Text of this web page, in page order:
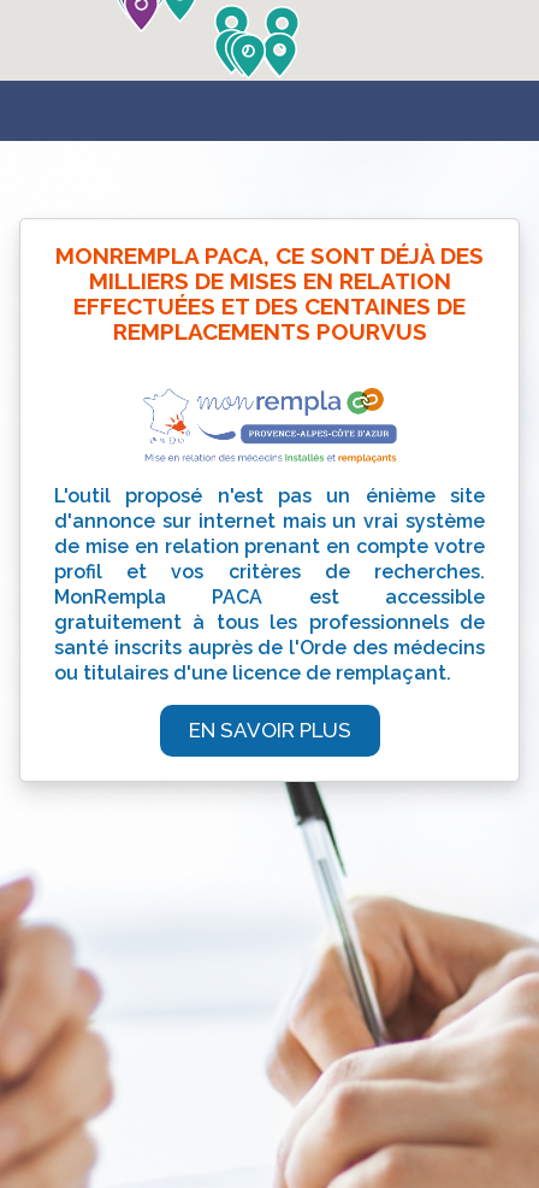
MONREMPLA PACA, CE SONT DÉJÀ DES
MILLIERS DE MISES EN RELATION
EFFECTUÉES ET DES CENTAINES DE
REMPLACEMENTS POURVUS
L'outil proposé n'est pas un énième site
d'annonce sur internet mais un vrai système
de mise en relation prenant en compte votre
profil et vos critères de recherches.
MonRempla PACA est accessible
gratuitement à tous les professionnels de
santé inscrits auprès de l'Orde des médecins
ou titulaires d'une licence de remplaçant.
EN SAVOIR PLUS